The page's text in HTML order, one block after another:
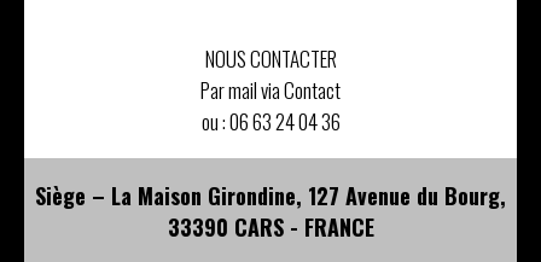
NOUS CONTACTER
Par mail via Contact
ou :06 63 24 04 36
Siège – La Maison Girondine, 127 Avenue du Bourg,
33390 CARS - FRANCE